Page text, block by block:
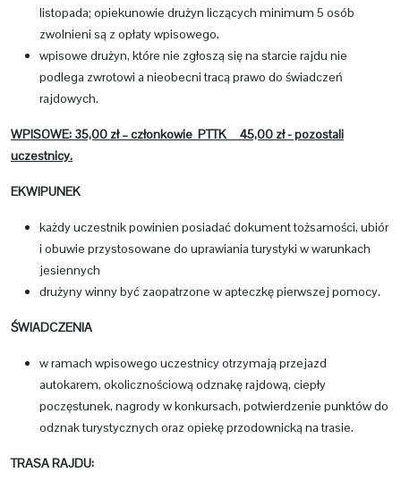
listopada; opiekunowie drużyn liczących minimum 5 osób
zwolnieni są z opłaty wpisowego,
wpisowe drużyn, które nie zgłoszą się na starcie rajdu nie
podlega zwrotowi a nieobecni tracą prawo do świadczeń
rajdowych.
WPISOWE: 35,00 zł – członkowie PTTK 45,00 zł - pozostali
uczestnicy.
EKWIPUNEK
każdy uczestnik powinien posiadać dokument tożsamości, ubiór
i obuwie przystosowane do uprawiania turystyki w warunkach
jesiennych
drużyny winny być zaopatrzone w apteczkę pierwszej pomocy.
ŚWIADCZENIA
w ramach wpisowego uczestnicy otrzymają przejazd
autokarem, okolicznościową odznakę rajdową, ciepły
poczęstunek, nagrody w konkursach, potwierdzenie punktów do
odznak turystycznych oraz opiekę przodownicką na trasie.
TRASA RAJDU: